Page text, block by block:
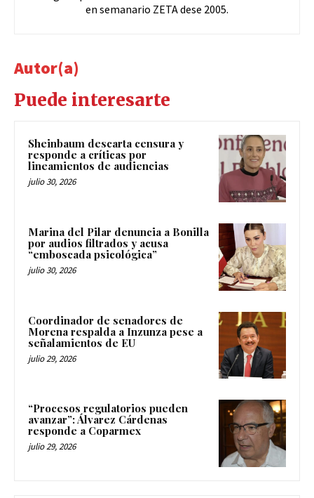
en semanario ZETA dese 2005.
Autor(a)
Puede interesarte
Sheinbaum descarta censura y
responde a críticas por
lineamientos de audiencias
julio 30, 2026
Marina del Pilar denuncia a Bonilla
por audios filtrados y acusa
“emboscada psicológica”
julio 30, 2026
Coordinador de senadores de
Morena respalda a Inzunza pese a
señalamientos de EU
julio 29, 2026
“Procesos regulatorios pueden
avanzar”: Álvarez Cárdenas
responde a Coparmex
julio 29, 2026